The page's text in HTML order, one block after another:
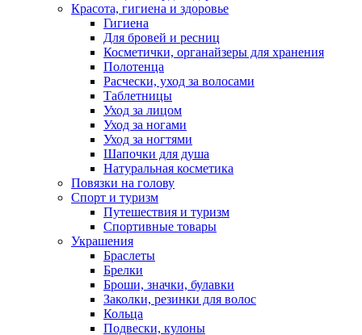
Красота, гигиена и здоровье
Гигиена
Для бровей и ресниц
Косметички, органайзеры для хранения
Полотенца
Расчески, уход за волосами
Таблетницы
Уход за лицом
Уход за ногами
Уход за ногтями
Шапочки для душа
Натуральная косметика
Повязки на голову
Спорт и туризм
Путешествия и туризм
Спортивные товары
Украшения
Браслеты
Брелки
Броши, значки, булавки
Заколки, резинки для волос
Кольца
Подвески, кулоны